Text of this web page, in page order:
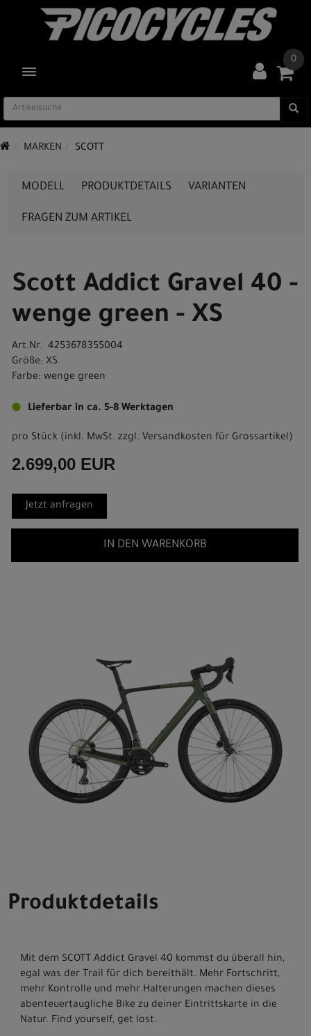
TOGGLE NAVIGATION
0
MARKEN SCOTT
MODELL PRODUKTDETAILS VARIANTEN
FRAGEN ZUM ARTIKEL
Scott Addict Gravel 40 -
wenge green - XS
Art.Nr. 4253678355004
Größe: XS
Farbe: wenge green
Lieferbar in ca. 5-8 Werktagen
pro Stück (inkl. MwSt. zzgl. Versandkosten für Grossartikel)
2.699,00 EUR
Jetzt anfragen
IN DEN WARENKORB
Produktdetails
Mit dem SCOTT Addict Gravel 40 kommst du überall hin,
egal was der Trail für dich bereithält. Mehr Fortschritt,
mehr Kontrolle und mehr Halterungen machen dieses
abenteuertaugliche Bike zu deiner Eintrittskarte in die
Natur. Find yourself, get lost.